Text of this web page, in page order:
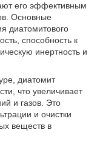
его эффективным
Основные
диатомитового
способность к
инертность и
диатомит
что увеличивает
и газов. Это
и очистки
веществ в